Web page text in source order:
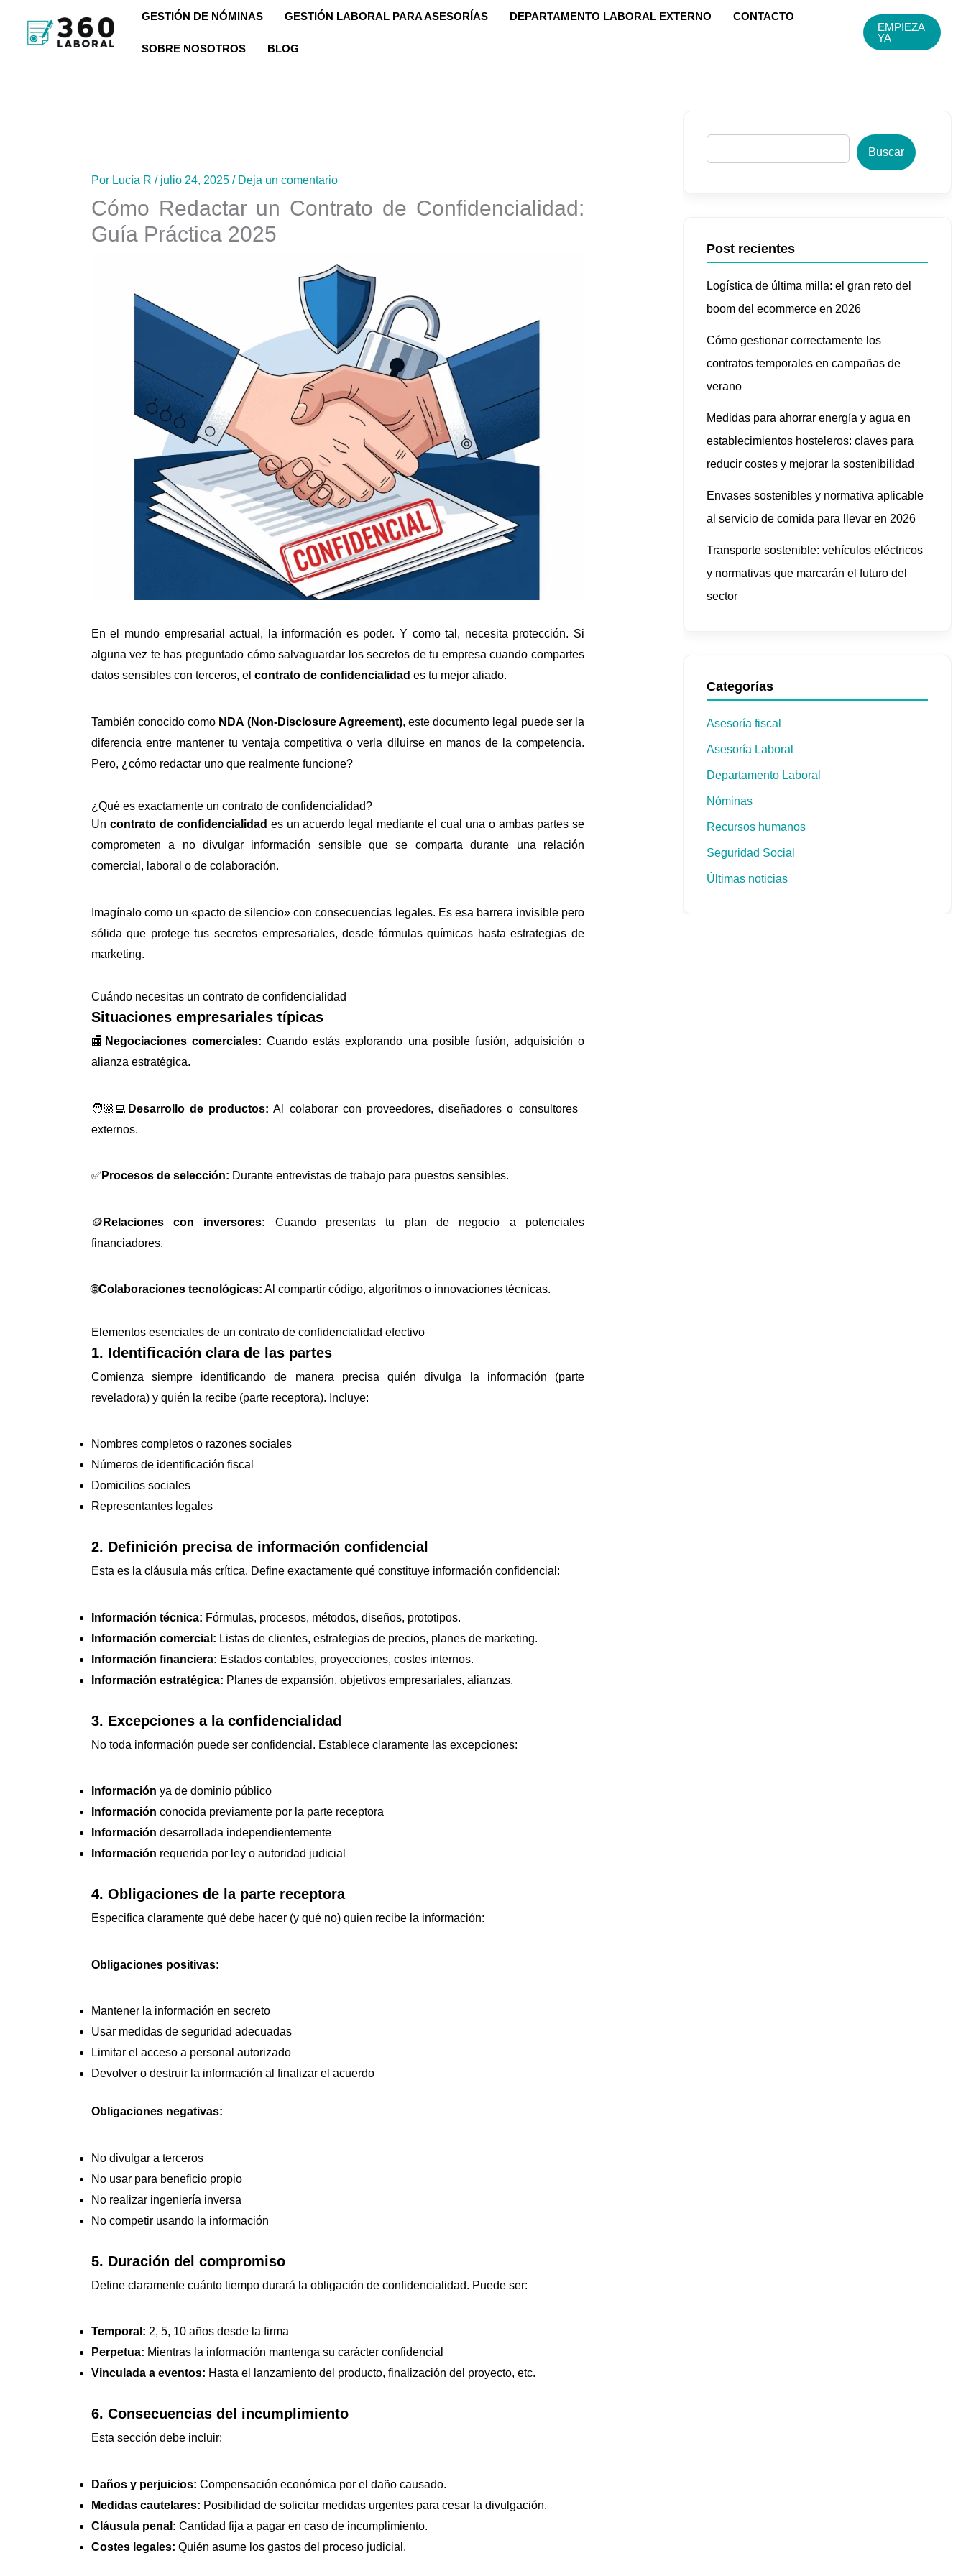
GESTIÓN DE NÓMINAS GESTIÓN LABORAL PARA ASESORÍAS DEPARTAMENTO LABORAL EXTERNO CONTACTO
SOBRE NOSOTROS BLOG
EMPIEZA
YA
Por Lucía R / julio 24, 2025 / Deja un comentario
Cómo Redactar un Contrato de Confidencialidad:
Guía Práctica 2025
En el mundo empresarial actual, la información es poder. Y como tal, necesita protección. Si
alguna vez te has preguntado cómo salvaguardar los secretos de tu empresa cuando compartes
datos sensibles con terceros, el contrato de confidencialidad es tu mejor aliado.
También conocido como NDA (Non-Disclosure Agreement), este documento legal puede ser la
diferencia entre mantener tu ventaja competitiva o verla diluirse en manos de la competencia.
Pero, ¿cómo redactar uno que realmente funcione?
¿Qué es exactamente un contrato de confidencialidad?
Un contrato de confidencialidad es un acuerdo legal mediante el cual una o ambas partes se
comprometen a no divulgar información sensible que se comparta durante una relación
comercial, laboral o de colaboración.
Imagínalo como un «pacto de silencio» con consecuencias legales. Es esa barrera invisible pero
sólida que protege tus secretos empresariales, desde fórmulas químicas hasta estrategias de
marketing.
Cuándo necesitas un contrato de confidencialidad
Situaciones empresariales típicas
🏬 Negociaciones comerciales: Cuando estás explorando una posible fusión, adquisición o
alianza estratégica.
🧑🏼‍💻 Desarrollo de productos: Al colaborar con proveedores, diseñadores o consultores
externos.
✅ Procesos de selección: Durante entrevistas de trabajo para puestos sensibles.
🪙 Relaciones con inversores: Cuando presentas tu plan de negocio a potenciales
financiadores.
🌐Colaboraciones tecnológicas: Al compartir código, algoritmos o innovaciones técnicas.
Elementos esenciales de un contrato de confidencialidad efectivo
1. Identificación clara de las partes
Comienza siempre identificando de manera precisa quién divulga la información (parte
reveladora) y quién la recibe (parte receptora). Incluye:
Nombres completos o razones sociales
Números de identificación fiscal
Domicilios sociales
Representantes legales
2. Definición precisa de información confidencial
Esta es la cláusula más crítica. Define exactamente qué constituye información confidencial:
Información técnica: Fórmulas, procesos, métodos, diseños, prototipos.
Información comercial: Listas de clientes, estrategias de precios, planes de marketing.
Información financiera: Estados contables, proyecciones, costes internos.
Información estratégica: Planes de expansión, objetivos empresariales, alianzas.
3. Excepciones a la confidencialidad
No toda información puede ser confidencial. Establece claramente las excepciones:
Información ya de dominio público
Información conocida previamente por la parte receptora
Información desarrollada independientemente
Información requerida por ley o autoridad judicial
4. Obligaciones de la parte receptora
Especifica claramente qué debe hacer (y qué no) quien recibe la información:
Obligaciones positivas:
Mantener la información en secreto
Usar medidas de seguridad adecuadas
Limitar el acceso a personal autorizado
Devolver o destruir la información al finalizar el acuerdo
Obligaciones negativas:
No divulgar a terceros
No usar para beneficio propio
No realizar ingeniería inversa
No competir usando la información
5. Duración del compromiso
Define claramente cuánto tiempo durará la obligación de confidencialidad. Puede ser:
Temporal: 2, 5, 10 años desde la firma
Perpetua: Mientras la información mantenga su carácter confidencial
Vinculada a eventos: Hasta el lanzamiento del producto, finalización del proyecto, etc.
6. Consecuencias del incumplimiento
Esta sección debe incluir:
Daños y perjuicios: Compensación económica por el daño causado.
Medidas cautelares: Posibilidad de solicitar medidas urgentes para cesar la divulgación.
Cláusula penal: Cantidad fija a pagar en caso de incumplimiento.
Costes legales: Quién asume los gastos del proceso judicial.
s
Buscar
Post recientes
Logística de última milla: el gran reto del
boom del ecommerce en 2026
Cómo gestionar correctamente los
contratos temporales en campañas de
verano
Medidas para ahorrar energía y agua en
establecimientos hosteleros: claves para
reducir costes y mejorar la sostenibilidad
Envases sostenibles y normativa aplicable
al servicio de comida para llevar en 2026
Transporte sostenible: vehículos eléctricos
y normativas que marcarán el futuro del
sector
Categorías
Asesoría fiscal
Asesoría Laboral
Departamento Laboral
Nóminas
Recursos humanos
Seguridad Social
Últimas noticias